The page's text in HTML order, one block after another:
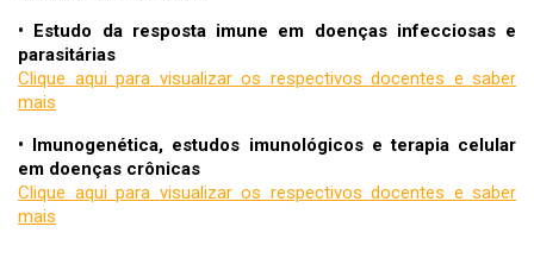
• Estudo da resposta imune em doenças infecciosas e
parasitárias
Clique aqui para visualizar os respectivos docentes e saber
mais
• Imunogenética, estudos imunológicos e terapia celular
em doenças crônicas
Clique aqui para visualizar os respectivos docentes e saber
mais